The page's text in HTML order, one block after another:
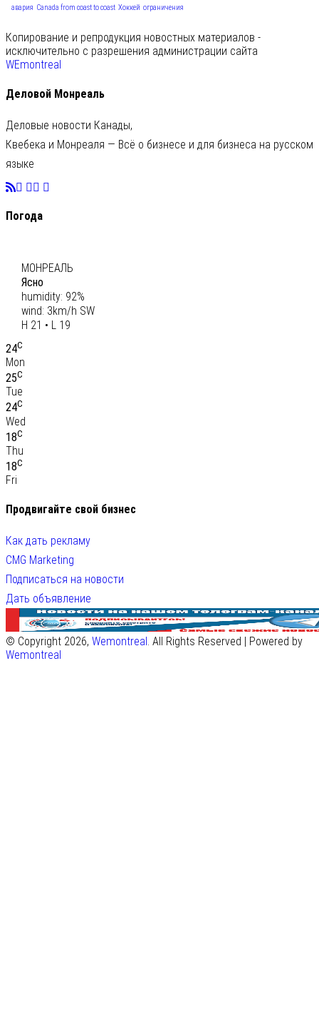
авария Canada from coast to coast Хоккей ограничения
Копирование и репродукция новостных материалов -
исключительно с разрешения администрации сайта
WEmontreal
Деловой Монреаль
Деловые новости Канады,
Квебека и Монреаля — Всё о бизнесе и для бизнеса на русском
языке
Погода
МОНРЕАЛЬ
Ясно
humidity: 92%
wind: 3km/h SW
H 21 • L 19
24C
Mon
25C
Tue
24C
Wed
18C
Thu
18C
Fri
Продвигайте свой бизнес
Как дать рекламу
CMG Marketing
Подписаться на новости
Дать объявление
© Copyright 2026, Wemontreal. All Rights Reserved | Powered by
Wemontreal